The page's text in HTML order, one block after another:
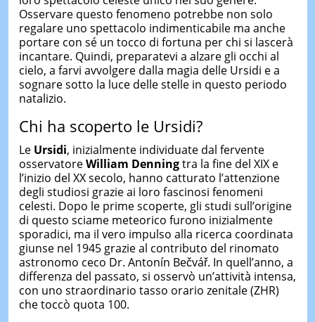
Osservare questo fenomeno potrebbe non solo
regalare uno spettacolo indimenticabile ma anche
portare con sé un tocco di fortuna per chi si lascerà
incantare. Quindi, preparatevi a alzare gli occhi al
cielo, a farvi avvolgere dalla magia delle Ursidi e a
sognare sotto la luce delle stelle in questo periodo
natalizio.
Chi ha scoperto le Ursidi?
Le Ursidi, inizialmente individuate dal fervente
osservatoreWilliam Denningtra la fine del XIX e
l’inizio del XX secolo, hanno catturato l’attenzione
degli studiosi grazie ai loro fascinosi fenomeni
celesti. Dopo le prime scoperte, gli studi sull’origine
di questo sciame meteorico furono inizialmente
sporadici, ma il vero impulso alla ricerca coordinata
giunse nel 1945 grazie al contributo del rinomato
astronomo ceco Dr. Antonín Bečvář. In quell’anno, a
differenza del passato, si osservò un’attività intensa,
con uno straordinario tasso orario zenitale (ZHR)
che toccò quota 100.